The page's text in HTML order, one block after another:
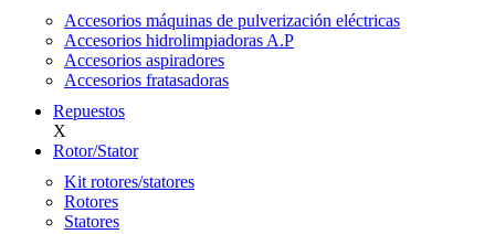
Accesorios máquinas de pulverización eléctricas
Accesorios hidrolimpiadoras A.P
Accesorios aspiradores
Accesorios fratasadoras
Repuestos
X
Rotor/Stator
Kit rotores/statores
Rotores
Statores